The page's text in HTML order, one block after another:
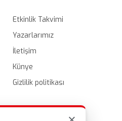
Etkinlik Takvimi
Yazarlarımız
İletişim
Künye
Gizlilik politikası